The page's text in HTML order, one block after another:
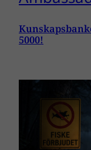
5000!